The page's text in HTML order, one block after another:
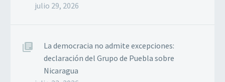
julio 29, 2026
La democracia no admite excepciones:
declaración del Grupo de Puebla sobre
Nicaragua